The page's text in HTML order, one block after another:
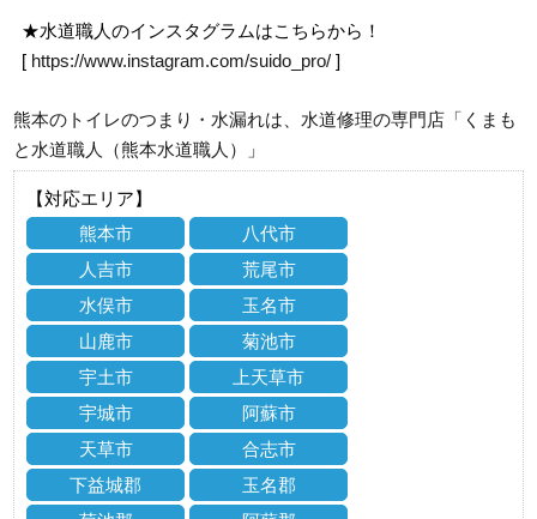
★水道職人のインスタグラムはこちらから！
[ https://www.instagram.com/suido_pro/ ]
熊本のトイレのつまり・水漏れは、水道修理の専門店「くまも
と水道職人（熊本水道職人）」
【対応エリア】
熊本市
八代市
人吉市
荒尾市
水俣市
玉名市
山鹿市
菊池市
宇土市
上天草市
宇城市
阿蘇市
天草市
合志市
下益城郡
玉名郡